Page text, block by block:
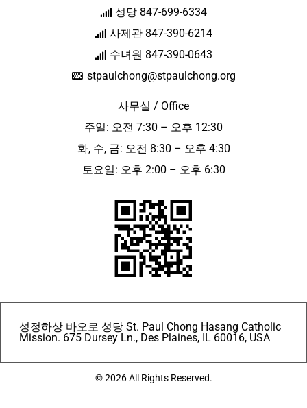
성당 847-699-6334
사제관 847-390-6214
수녀원 847-390-0643
stpaulchong@stpaulchong.org
사무실 / Office
주일: 오전 7:30 – 오후 12:30
화, 수, 금: 오전 8:30 – 오후 4:30
토요일: 오후 2:00 – 오후 6:30
성정하상 바오로 성당 St. Paul Chong Hasang Catholic
Mission. 675 Dursey Ln., Des Plaines, IL 60016, USA
© 2026 All Rights Reserved.